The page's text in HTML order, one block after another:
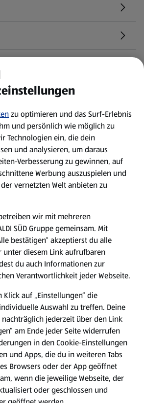
Tab)
zu optimieren und das Surf-Erlebnis
und persönlich wie möglich zu
Technologien ein, die dein
und analysieren, um daraus
Verbesserung zu gewinnen, auf
Werbung auszuspielen und
vernetzten Welt anbieten zu
wir mit mehreren
SÜD Gruppe gemeinsam. Mit
bestätigen“ akzeptierst du alle
unter diesem Link aufrufbaren
du auch Informationen zur
Verantwortlichkeit jeder Webseite.
Klick auf „Einstellungen“ die
Auswahl zu treffen. Deine
jederzeit über den Link
am Ende jeder Seite widerrufen
in den Cookie-Einstellungen
und Apps, die du in weiteren Tabs
Browsers oder der App geöffnet
wenn die jeweilige Webseite, der
oder geschlossen und